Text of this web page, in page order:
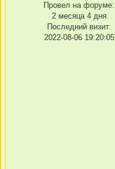
Провел на форуме:
2 месяца 4 дня
Последний визит:
2022-08-06 19:20:05